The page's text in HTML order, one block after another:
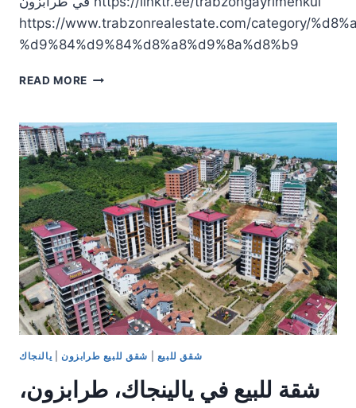
https://www.trabzonrealestate.com/category/
%d9%84%d9%84%d8%a8%d9%8a%d8%b9
READ MORE طرابزون
مقابل
بحيرة
سيرا
جول
الارض
1.394
متر
مربع
شقق للبيع شقق للبيع طرابزون يالنجاك
شقة للبيع في يالينجاك، طرابزون،